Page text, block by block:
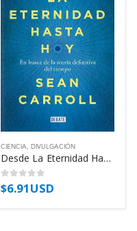
CIENCIA, DIVULGACIÓN
Desde La Eternidad Hasta Hoy – En Busca De – Carroll Sean M
0out of 5
$6.91USD